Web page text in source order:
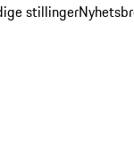
stillinger